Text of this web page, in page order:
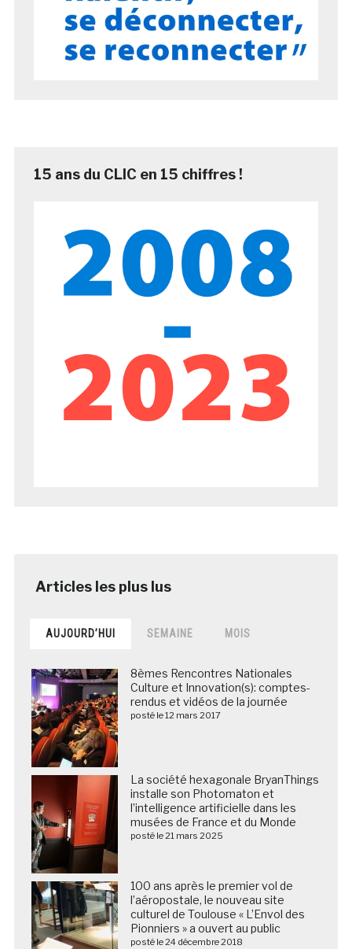
15 ans du CLIC en 15 chiffres !
AUJOURD’HUI SEMAINE MOIS
8èmes Rencontres Nationales
Culture et Innovation(s): comptes-
rendus et vidéos de la journée
posté le 12 mars 2017
La société hexagonale BryanThings
installe son Photomaton et
l’intelligence artificielle dans les
musées de France et du Monde
posté le 21 mars 2025
100 ans après le premier vol de
l’aéropostale, le nouveau site
culturel de Toulouse « L’Envol des
Pionniers » a ouvert au public
posté le 24 décembre 2018